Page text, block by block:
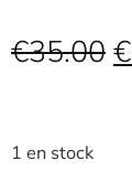
€35.00€
1 en stock